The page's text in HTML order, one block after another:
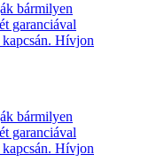
bármilyen
garanciával
kapcsán. Hívjon
bármilyen
garanciával
kapcsán. Hívjon